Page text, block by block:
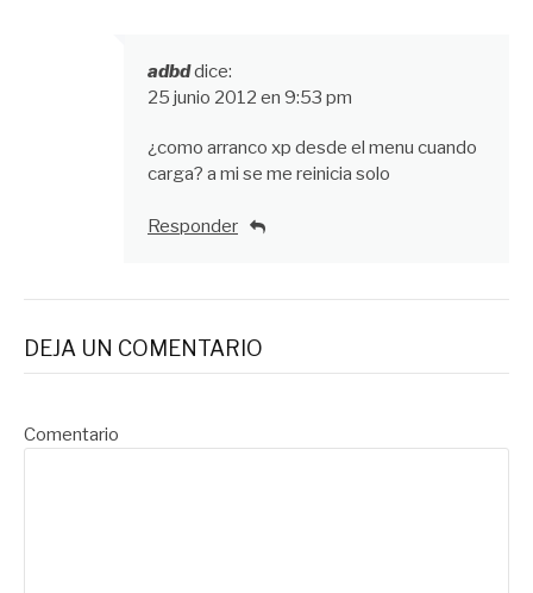
adbddice:
25 junio 2012 en 9:53 pm
¿como arranco xp desde el menu cuando
carga? a mi se me reinicia solo
Responder
DEJA UN COMENTARIO
Comentario